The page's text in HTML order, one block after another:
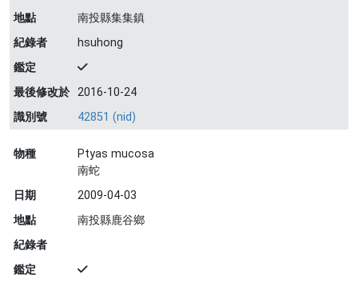
地點
南投縣集集鎮
紀錄者
hsuhong
鑑定
最後修改於 2016-10-24
識別號
42851 (nid)
物種
Ptyas mucosa
南蛇
日期
2009-04-03
地點
南投縣鹿谷鄉
紀錄者
鑑定